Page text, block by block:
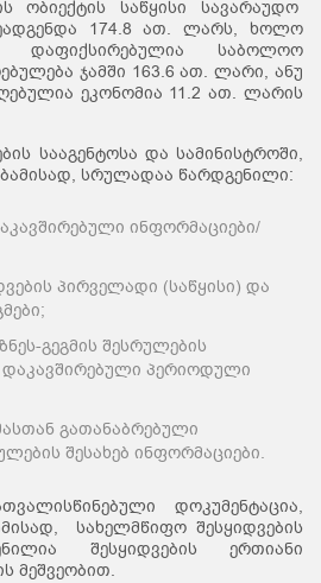
ობიექტის საწყისი სავარაუდო
174.8 ათ. ლარს, ხოლო
დაფიქსირებულია საბოლოო
ჯამში 163.6 ათ. ლარი, ანუ
ეკონომია 11.2 ათ. ლარის
სააგენტოსა და სამინისტროში,
სრულადაა წარდგენილი:
ინფორმაციები/
პირველადი (საწყისი) და
გეგმის შესრულების
პერიოდული
გათანაბრებული
შესახებ ინფორმაციები.
დოკუმენტაცია,
სახელმწიფო შესყიდვების
შესყიდვების ერთიანი
მეშვეობით.